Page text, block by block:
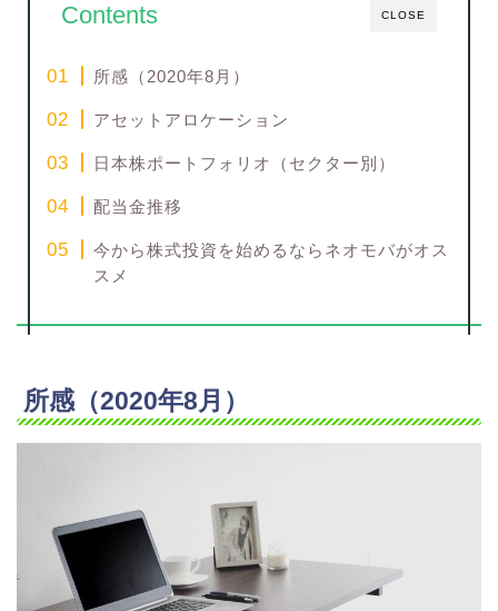
CLOSE
Contents
所感（2020年8月）
アセットアロケーション
日本株ポートフォリオ（セクター別）
配当金推移
今から株式投資を始めるならネオモバがオス
スメ
所感（2020年8月）